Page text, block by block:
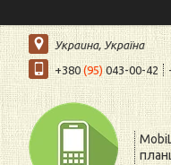
Украина, Україна
+380 (95)043-00-42